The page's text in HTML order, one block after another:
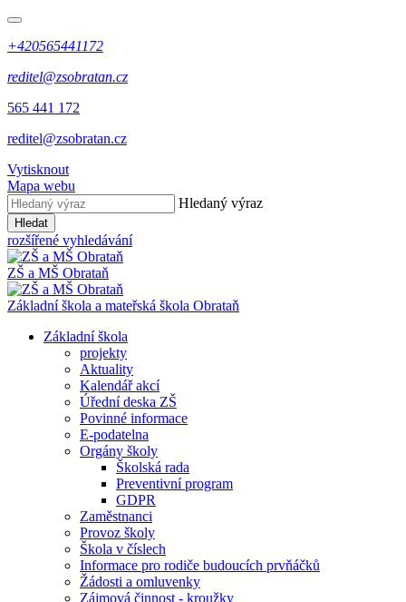
+420565441172
reditel@zsobratan.cz
565 441 172
reditel@zsobratan.cz
Vytisknout
Mapa webu
Hledaný výraz
Hledat
rozšířené vyhledávání
ZŠ a MŠ Obrataň
Základní škola a mateřská škola Obrataň
Základní škola
projekty
Aktuality
Kalendář akcí
Úřední deska ZŠ
Povinné informace
E-podatelna
Orgány školy
Školská rada
Preventivní program
GDPR
Zaměstnanci
Provoz školy
Škola v číslech
Informace pro rodiče budoucích prvňáčků
Žádosti a omluvenky
Zájmová činnost - kroužky